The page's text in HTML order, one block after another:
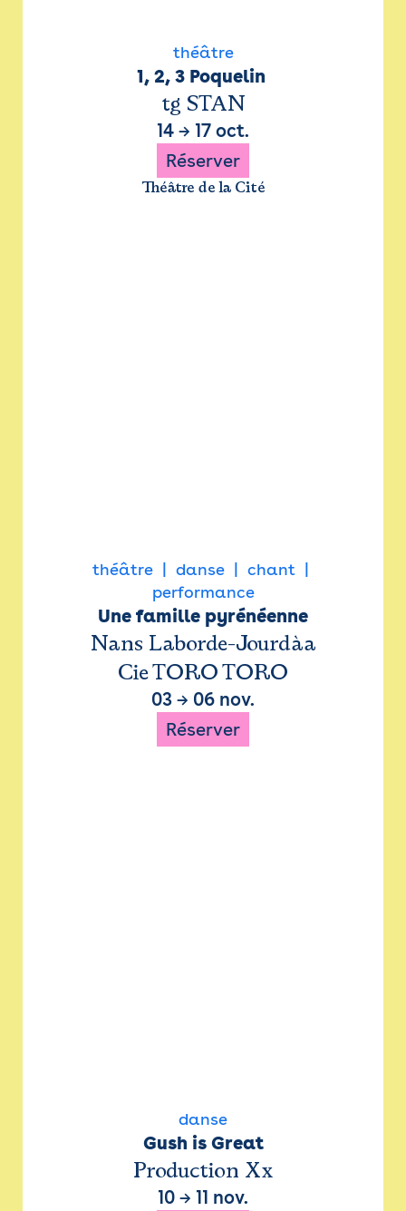
théâtre
1, 2, 3 Poquelin
tg STAN
14 → 17 oct.
Réserver
Théâtre de la Cité
théâtre danse
chant
performance
Une famille pyrénéenne
Nans Laborde-Jourdàa
Cie TORO TORO
03 → 06 nov.
Réserver
danse
Gush is Great
Production Xx
10 → 11 nov.